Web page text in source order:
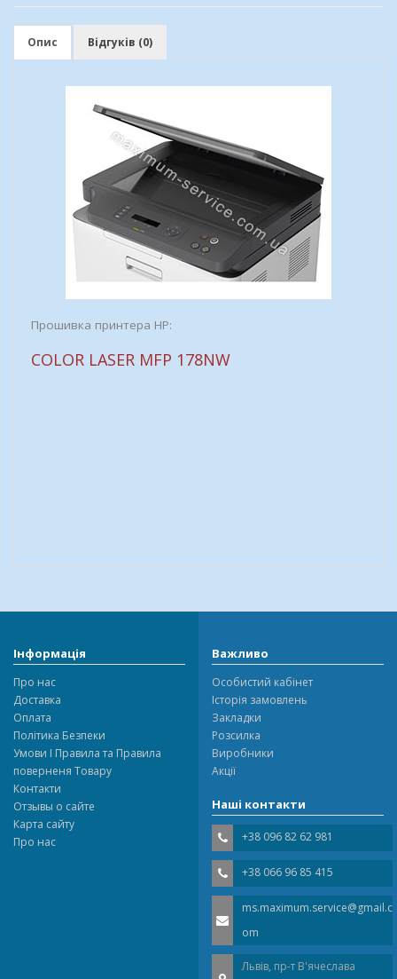
Опис Відгуків (0)
Прошивка принтера HP:
COLOR LASER MFP 178NW
Інформація
Про нас
Доставка
Оплата
Політика Безпеки
Умови І Правила та Правила
поверненя Товару
Контакти
Отзывы о сайте
Карта сайту
Про нас
Важливо
Особистий кабінет
Історія замовлень
Закладки
Розсилка
Виробники
Акції
Наші контакти
+38 096 82 62 981
+38 066 96 85 415
ms.maximum.service@gmail.c
om
Львів, пр-т В'ячеслава